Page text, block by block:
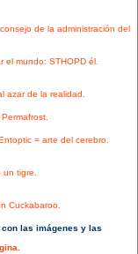
de la administración del
el mundo: STHOPD él.
azar de la realidad.
= arte del cerebro.
un tigre.
Cuckabaroo.
las imágenes y las